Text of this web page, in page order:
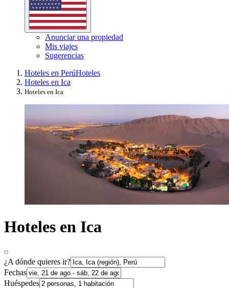
Anunciar una propiedad
Mis viajes
Sugerencias
Hoteles en PerúHoteles
Hoteles en Ica
Hoteles en Ica
Hoteles en Ica
¿A dónde quieres ir?
Fechas
Huéspedes